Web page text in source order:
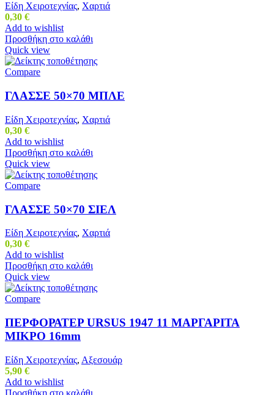
Είδη Χειροτεχνίας, Χαρτιά
0,30 €
Add to wishlist
Προσθήκη στο καλάθι
Quick view
Compare
ΓΛΑΣΣΕ 50×70 ΜΠΛΕ
Είδη Χειροτεχνίας, Χαρτιά
0,30 €
Add to wishlist
Προσθήκη στο καλάθι
Quick view
Compare
ΓΛΑΣΣΕ 50×70 ΣΙΕΛ
Είδη Χειροτεχνίας, Χαρτιά
0,30 €
Add to wishlist
Προσθήκη στο καλάθι
Quick view
Compare
ΠΕΡΦΟΡΑΤΕΡ URSUS 1947 11 ΜΑΡΓΑΡΙΤΑ
ΜΙΚΡΟ 16mm
Είδη Χειροτεχνίας, Αξεσουάρ
5,90 €
Add to wishlist
Προσθήκη στο καλάθι